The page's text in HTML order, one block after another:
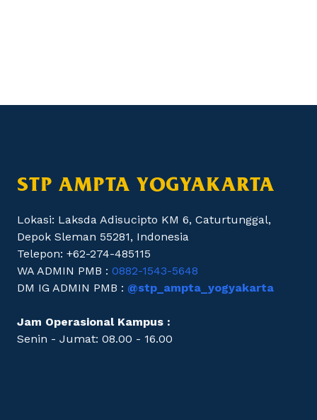
STP AMPTA YOGYAKARTA
Lokasi: Laksda Adisucipto KM 6, Caturtunggal,
Depok Sleman 55281, Indonesia
Telepon: +62-274-485115
WA ADMIN PMB : 0882-1543-5648
DM IG ADMIN PMB : @stp_ampta_yogyakarta
Jam Operasional Kampus :
Senin - Jumat: 08.00 - 16.00